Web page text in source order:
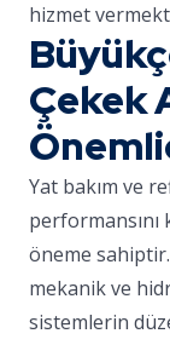
hizmet
Çekek
Yat bakım ve
öneme
mekanik ve
sistemlerin